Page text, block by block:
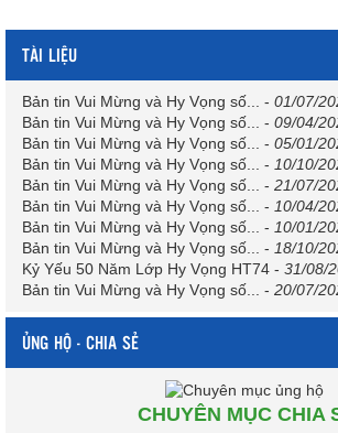
TÀI LIỆU
Bản tin Vui Mừng và Hy Vọng số... - 01/07/
Bản tin Vui Mừng và Hy Vọng số... - 09/04/
Bản tin Vui Mừng và Hy Vọng số... - 05/01/
Bản tin Vui Mừng và Hy Vọng số... - 10/10/
Bản tin Vui Mừng và Hy Vọng số... - 21/07/
Bản tin Vui Mừng và Hy Vọng số... - 10/04/
Bản tin Vui Mừng và Hy Vọng số... - 10/01/
Bản tin Vui Mừng và Hy Vọng số... - 18/10/
Kỷ Yếu 50 Năm Lớp Hy Vọng HT74 - 31/08/
Bản tin Vui Mừng và Hy Vọng số... - 20/07/
ỦNG HỘ - CHIA SẺ
CHUYÊN MỤC CHIA